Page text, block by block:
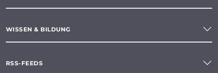
WISSEN & BILDUNG
RSS-FEEDS